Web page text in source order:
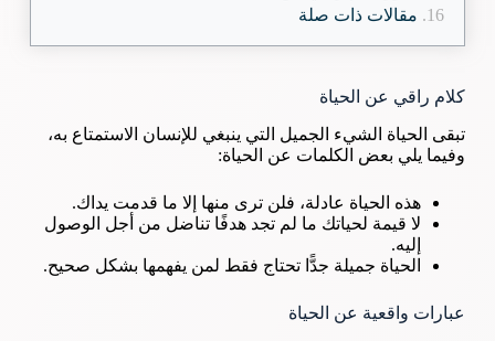
مقالات ذات صلة
كلام راقي عن الحياة
تبقى الحياة الشيء الجميل التي ينبغي للإنسان الاستمتاع به،
وفيما يلي بعض الكلمات عن الحياة:
هذه الحياة عادلة، فلن ترى منها إلا ما قدمت يداك.
لا قيمة لحياتك ما لم تجد هدفًا تناضل من أجل الوصول
إليه.
الحياة جميلة جدًّا تحتاج فقط لمن يفهمها بشكل صحيح.
عبارات واقعية عن الحياة